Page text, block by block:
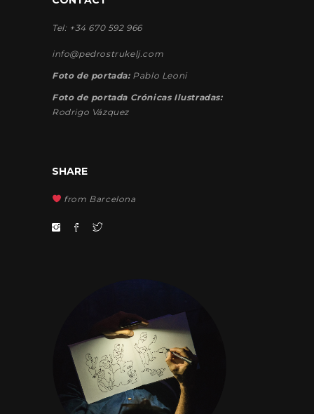
Tel: +34 670 592 966
info@pedrostrukelj.com
Foto de portada: Pablo Leoni
Foto de portada Crónicas Ilustradas:
Rodrigo Vázquez
SHARE
from Barcelona